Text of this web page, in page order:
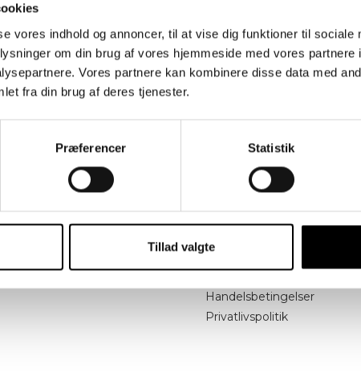
vores indhold og annoncer, til at vise dig funktioner til sociale
om din brug af vores hjemmeside med vores partnere
Vores partnere kan kombinere disse data med
fra din brug af deres tjenester.
Præferencer Statistik
Tillad valgte
Inspirationsartikler
Om COZI
Virtuelt Showroom
Rengøring og vedligehold
Handelsbetingelser
Privatlivspolitik